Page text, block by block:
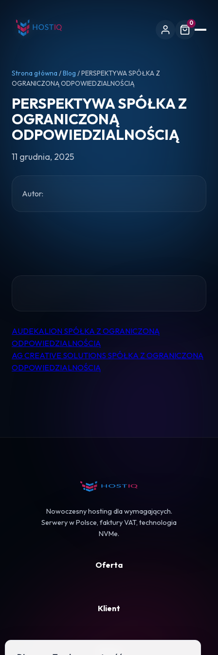
0
Pomoc
Kontakt
Strona główna /Blog / PERSPEKTYWA SPÓŁKA Z
OGRANICZONĄ ODPOWIEDZIALNOŚCIĄ
PERSPEKTYWA SPÓŁKA Z
OGRANICZONĄ
ODPOWIEDZIALNOŚCIĄ
11 grudnia, 2025
Autor:
Nawigacja
wpisu
AUDEKALION SPÓŁKA Z OGRANICZONĄ
ODPOWIEDZIALNOŚCIĄ
AG CREATIVE SOLUTIONS SPÓŁKA Z OGRANICZONĄ
ODPOWIEDZIALNOŚCIĄ
Nowoczesny hosting dla wymagających.
Serwery w Polsce, faktury VAT, technologia
NVMe.
Oferta
Klient
Firma